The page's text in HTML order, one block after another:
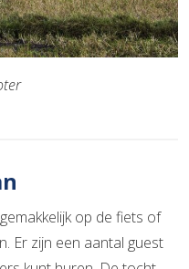
op de fiets of
Er zijn een aantal guest